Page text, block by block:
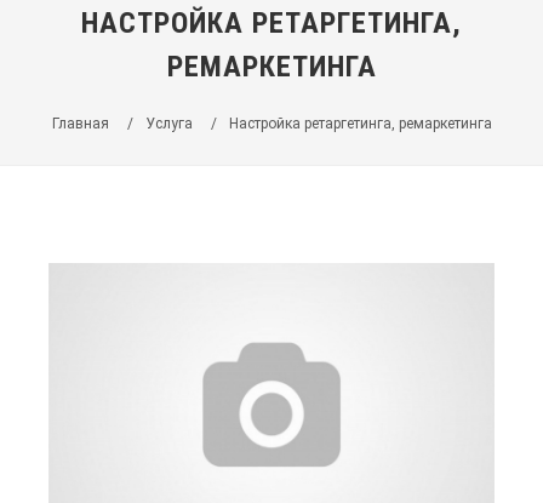
НАСТРОЙКА РЕТАРГЕТИНГА,
РЕМАРКЕТИНГА
Главная / Услуга / Настройка ретаргетинга, ремаркетинга